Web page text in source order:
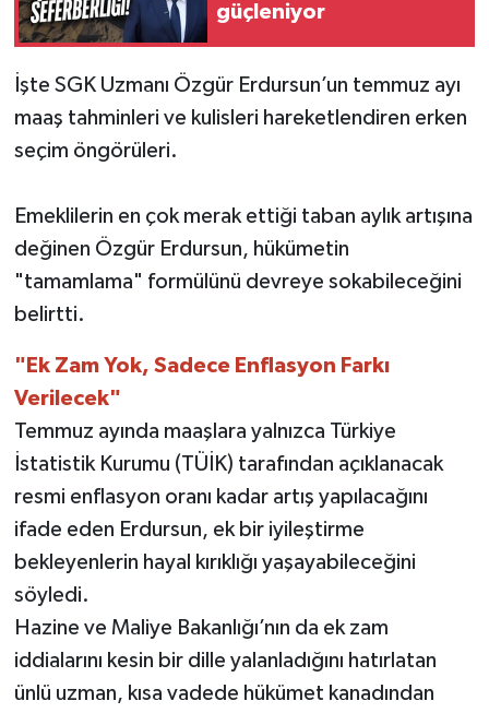
güçleniyor
İşte SGK Uzmanı Özgür Erdursun’un temmuz ayı
maaş tahminleri ve kulisleri hareketlendiren erken
seçim öngörüleri.
Emeklilerin en çok merak ettiği taban aylık artışına
değinen Özgür Erdursun, hükümetin
"tamamlama" formülünü devreye sokabileceğini
belirtti.
"Ek Zam Yok, Sadece Enflasyon Farkı
Verilecek"
Temmuz ayında maaşlara yalnızca Türkiye
İstatistik Kurumu (TÜİK) tarafından açıklanacak
resmi enflasyon oranı kadar artış yapılacağını
ifade eden Erdursun, ek bir iyileştirme
bekleyenlerin hayal kırıklığı yaşayabileceğini
söyledi.
Hazine ve Maliye Bakanlığı’nın da ek zam
iddialarını kesin bir dille yalanladığını hatırlatan
ünlü uzman, kısa vadede hükümet kanadından